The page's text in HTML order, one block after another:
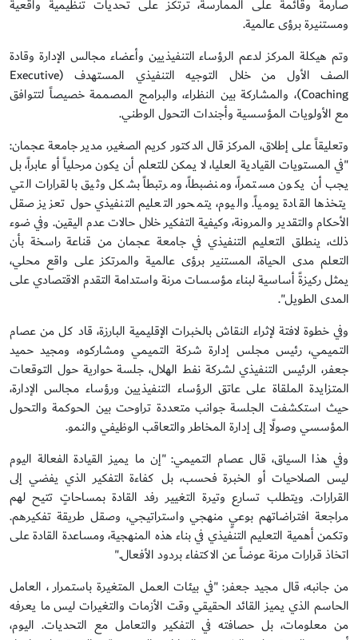
صارمة وقائمة على الممارسة، ترتكز على تحديات تنظيمية واقعية
ومستنيرة برؤى عالمية.
وتم هيكلة المركز لدعم الرؤساء التنفيذيين وأعضاء مجالس الإدارة وقادة
الصف الأول من خلال التوجيه التنفيذي المستهدف (Executive
Coaching)، والمشاركة بين النظراء، والبرامج المصممة خصيصاً لتتوافق
مع الأولويات المؤسسية وأجندات التحول الوطني.
وتعليقاً على إطلاق، المركز قال الدكتور كريم الصغير، مدير جامعة عجمان:
"في المستويات القيادية العليا، لا يمكن للتعلم أن يكون مرحلياً أو عابراً، بل
يجب أن يكون مستمراً، ومنضبطاً، ومرتبطاً بشكل وثيق بالقرارات التي
يتخذها القادة يومياً. واليوم، يتمحور التعليم التنفيذي حول تعزيز صقل
الأحكام والتقدير والمرونة، وكيفية التفكير خلال حالات عدم اليقين. وفي ضوء
ذلك، ينطلق التعليم التنفيذي في جامعة عجمان من قناعة راسخة بأن
التعلم مدى الحياة، المستنير برؤى عالمية والمرتكز على واقع محلي،
يمثل ركيزةً أساسية لبناء مؤسسات مرنة واستدامة التقدم الاقتصادي على
المدى الطويل".
وفي خطوة لافتة لإثراء النقاش بالخبرات الإقليمية البارزة، قاد كل من عصام
التميمي، رئيس مجلس إدارة شركة التميمي ومشاركوه، ومجيد حميد
جعفر، الرئيس التنفيذي لشركة نفط الهلال، جلسة حوارية حول التوقعات
المتزايدة الملقاة على عاتق الرؤساء التنفيذيين ورؤساء مجالس الإدارة،
حيث استكشفت الجلسة جوانب متعددة تراوحت بين الحوكمة والتحول
المؤسسي وصولًا إلى إدارة المخاطر والتعاقب الوظيفي والنمو.
وفي هذا السياق، قال عصام التميمي: "إن ما يميز القيادة الفعالة اليوم
ليس الصلاحيات أو الخبرة فحسب، بل كفاءة التفكير الذي يفضي إلى
القرارات. ويتطلب تسارع وتيرة التغيير رفد القادة بمساحاتٍ تتيح لهم
مراجعة افتراضاتهم بوعيٍ منهجي واستراتيجي، وصقل طريقة تفكيرهم.
وتكمن أهمية التعليم التنفيذي في بناء هذه المنهجية، ومساعدة القادة على
اتخاذ قرارات مرنة عوضاً عن الاكتفاء بردود الأفعال."
من جانبه، قال مجيد جعفر: "في بيئات العمل المتغيرة باستمرار ، العامل
الحاسم الذي يميز القائد الحقيقي وقت الأزمات والتغيرات ليس ما يعرفه
من معلومات، بل حصافته في التفكير والتعامل مع التحديات. اليوم،